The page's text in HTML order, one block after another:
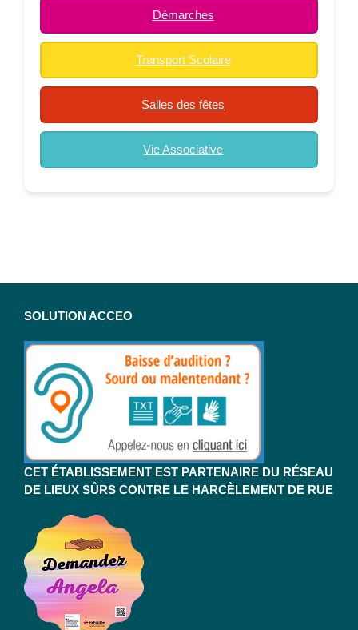
Démarches
Transport Scolaire
Salles des fêtes
Vie Associative
SOLUTION ACCEO
CET ÉTABLISSEMENT EST PARTENAIRE DU RÉSEAU
DE LIEUX SÛRS CONTRE LE HARCÈLEMENT DE RUE